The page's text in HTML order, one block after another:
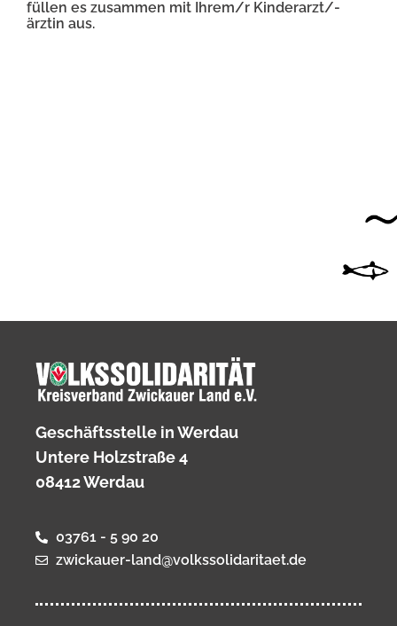
füllen es zusammen mit Ihrem/r Kinderarzt/-
ärztin aus.
Geschäftsstelle in Werdau
Untere Holzstraße 4
08412 Werdau
03761 - 5 90 20
zwickauer-land@volkssolidaritaet.de